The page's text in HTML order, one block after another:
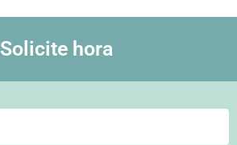
Solicite hora